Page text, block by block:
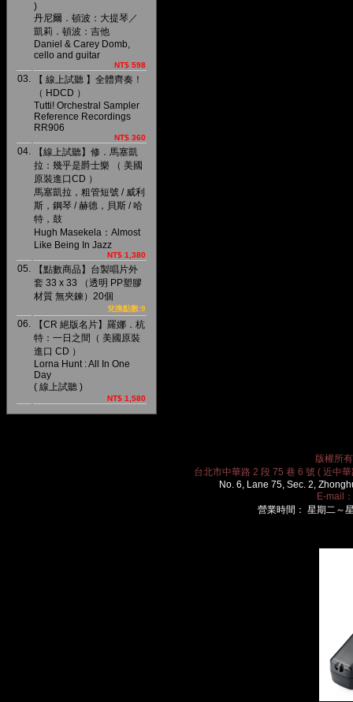
)
丹尼爾．頓波：大提琴／
凱莉．頓波：吉他
Daniel & Carey Domb,
cello and guitar
NT$ 598
03.
【 線上試聽 】全體齊奏！
（ HDCD ）
Tutti! Orchestral Sampler
Reference Recordings
RR906
NT$ 360
04.
【線上試聽】修．馬塞凱
拉：幾乎是爵士樂 （ 美國
原裝進口CD ）
馬塞凱拉，粗管短號 / 威利
斯，鋼琴 / 赫德，貝斯 / 哈
特，鼓
Hugh Masekela：Almost
Like Being In Jazz
NT$ 1,380
05.
【點數商品】台製唱片外
套 33 x 33 （透明 PP塑膠
材質 無夾鍊）20個
兌換點數:9
06.
【CR 絕版名片】羅娜．杭
特：一日之間（ 美國原裝
進口 CD ）
Lorna Hunt : All In One
Day
( 線上試聽 )
NT$ 1,580
版權所
台北市中華路 2 段 75 巷 6 號 ( 近中
No. 6, Lane 75, Sec. 2,
E-mail：
營業時間： 星期二～